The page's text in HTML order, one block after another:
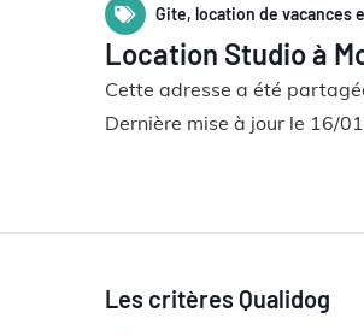
Gite, location de vacances
Location Studio à
Cette adresse a été
Dernière mise à jour le 16/
Les critères Qualidog